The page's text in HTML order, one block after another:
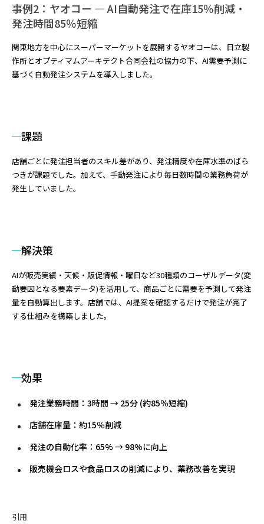
事例2：ヤオコー ― AI自動発注で在庫15％削減・
発注時間85％短縮
関東地方を中心にスーパーマーケットを展開するヤオコーは、日立製
作所とオプティマムアーキテクト合同会社の協力の下、AI需要予測に
基づく自動発注システムを導入しました。
課題
店舗ごとに発注担当者のスキル差があり、発注精度や在庫水準のばら
つきが課題でした。加えて、手動発注により毎日数時間の業務負荷が
発生していました。
解決策
AIが販売実績・天候・販促情報・曜日など30種類のコーザルデータ(変
動要因となる要素データ)を活用して、商品ごとに需要を予測して発注
量を自動算出します。店舗では、AI提案を確認するだけで発注が完了
する仕組みを構築しました。
効果
発注業務時間：3時間 → 25分 (約85％短縮)
店舗在庫量：約15％削減
発注の自動化率：65% → 98%に向上
販売機会ロスや食品ロスの削減により、業務改善を実現
引用